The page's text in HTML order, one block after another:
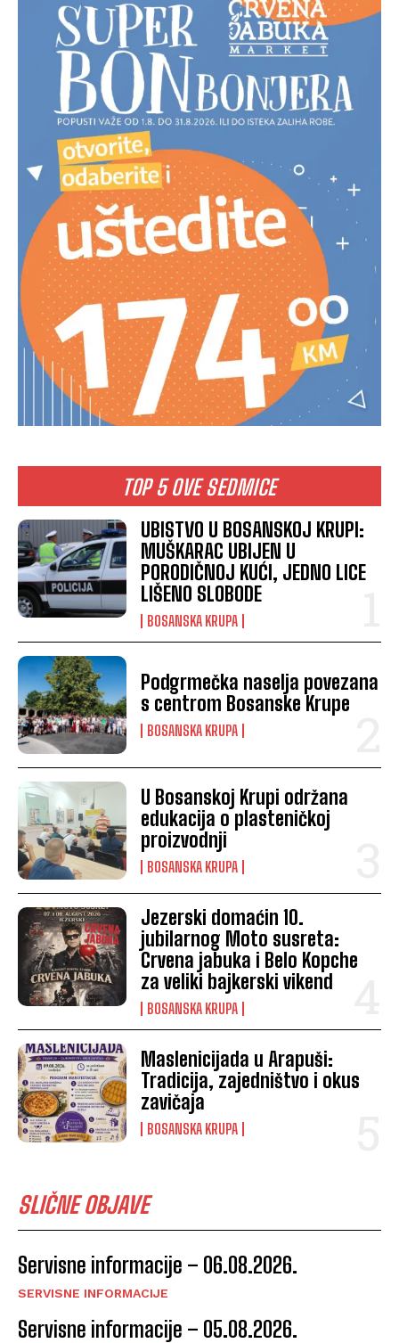
TOP 5 OVE SEDMICE
UBISTVO U BOSANSKOJ KRUPI:
MUŠKARAC UBIJEN U
PORODIČNOJ KUĆI, JEDNO LICE
LIŠENO SLOBODE
BOSANSKA KRUPA
Podgrmečka naselja povezana
s centrom Bosanske Krupe
BOSANSKA KRUPA
U Bosanskoj Krupi održana
edukacija o plasteničkoj
proizvodnji
BOSANSKA KRUPA
Jezerski domaćin 10.
jubilarnog Moto susreta:
Crvena jabuka i Belo Kopche
za veliki bajkerski vikend
BOSANSKA KRUPA
Maslenicijada u Arapuši:
Tradicija, zajedništvo i okus
zavičaja
BOSANSKA KRUPA
SLIČNE OBJAVE
Servisne informacije – 06.08.2026.
SERVISNE INFORMACIJE
Servisne informacije – 05.08.2026.